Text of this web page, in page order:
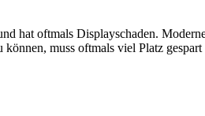
hat oftmals Displayschaden.
muss oftmals viel Platz